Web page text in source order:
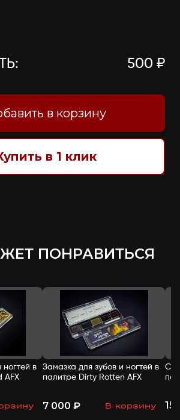
500 ₽
в корзину
в 1 клик
ПОНРАВИТЬСЯ
ногтей в
AFX
+
Замазка для зубов и ногтей в
палитре Dirty Rotten AFX
7 000 ₽ В корзину
- + 15